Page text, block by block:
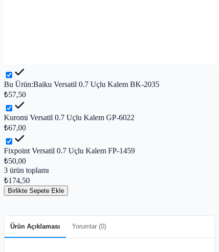
Bu Ürün:Baiku Versatil 0.7 Uçlu Kalem BK-2035
₺57,50
Kuromi Versatil 0.7 Uçlu Kalem GP-6022
₺67,00
Fixpoint Versatil 0.7 Uçlu Kalem FP-1459
₺50,00
3 ürün toplamı
₺174,50
Birlikte Sepete Ekle
Ürün Açıklaması Yorumlar (0)